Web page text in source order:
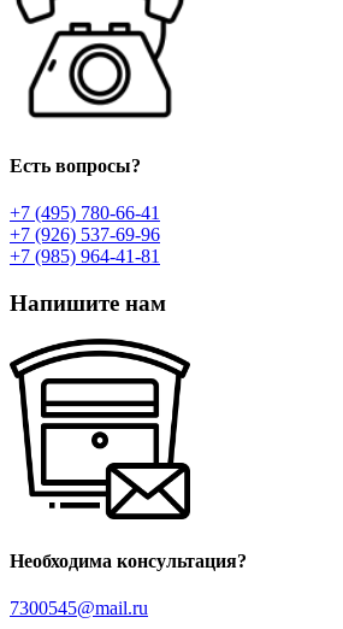
Есть вопросы?
+7 (495) 780-66-41
+7 (926) 537-69-96
+7 (985) 964-41-81
Напишите нам
Необходима консультация?
7300545@mail.ru